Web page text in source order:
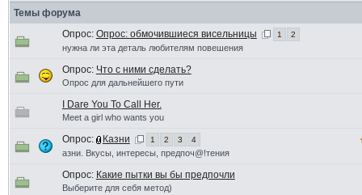
Темы форума
Опрос: Опрос: обмочившиеся висельницы 1 2
нужна ли эта деталь любителям повешения
Опрос: Что с ними сделать?
Опрос для дальнейшего пути
I Dare You To Call Her.
Meet a girl who wants you
Опрос: Казни 1 2 3 4
азни. Вкусы, интересы, предпоч@!тения
Опрос: Какие пытки вы бы предпочли
Выберите для себя метод)